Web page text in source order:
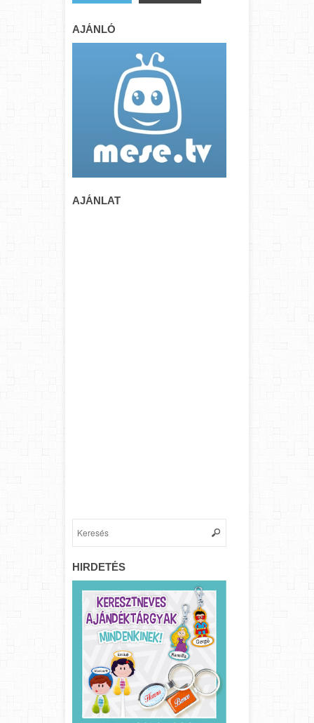
AJÁNLÓ
AJÁNLAT
HIRDETÉS